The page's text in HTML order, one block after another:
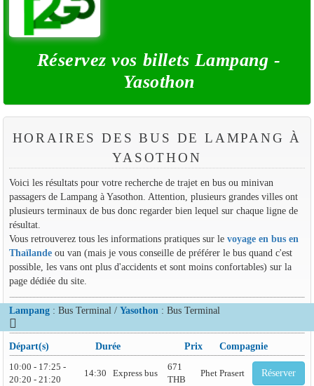
Réservez vos billets Lampang -
Yasothon
HORAIRES DES BUS DE LAMPANG À
YASOTHON
Voici les résultats pour votre recherche de trajet en bus ou minivan
passagers de Lampang à Yasothon. Attention, plusieurs grandes villes ont
plusieurs terminaux de bus donc regarder bien lequel sur chaque ligne de
résultat.
Vous retrouverez tous les informations pratiques sur le voyage en bus en
Thaïlandeou van (mais je vous conseille de préférer le bus quand c'est
possible, les vans ont plus d'accidents et sont moins confortables) sur la
page dédiée du site.
Lampang: Bus Terminal / Yasothon : Bus Terminal
Départ(s) Durée Prix Compagnie
10:00 - 17:25 -
20:20 - 21:20
14:30 Express bus
671
THB
Phet Prasert Réserver